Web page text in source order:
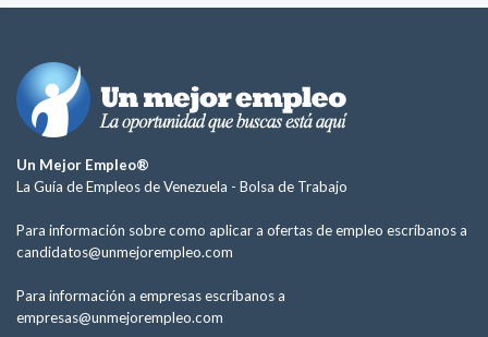
Un Mejor Empleo®
La Guía de Empleos de Venezuela - Bolsa de Trabajo
Para información sobre como aplicar a ofertas de empleo escríbanos a
candidatos@unmejorempleo.com
Para información a empresas escríbanos a
empresas@unmejorempleo.com